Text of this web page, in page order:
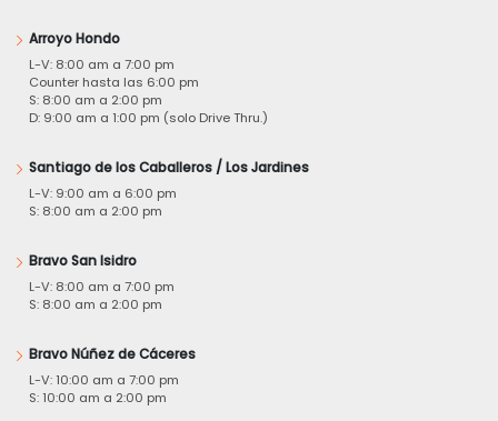
Arroyo Hondo
L-V: 8:00 am a 7:00 pm
Counter hasta las 6:00 pm
S: 8:00 am a 2:00 pm
D: 9:00 am a 1:00 pm (solo Drive Thru.)
Santiago de los Caballeros / Los Jardines
L-V: 9:00 am a 6:00 pm
S: 8:00 am a 2:00 pm
Bravo San Isidro
L-V: 8:00 am a 7:00 pm
S: 8:00 am a 2:00 pm
Bravo Núñez de Cáceres
L-V: 10:00 am a 7:00 pm
S: 10:00 am a 2:00 pm